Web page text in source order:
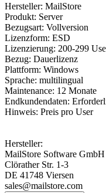
Hersteller: MailStore
Produkt: Server
Bezugsart: Vollversion
Lizenzform: ESD
Lizenzierung: 200-299
Bezug: Dauerlizenz
Plattform: Windows
Sprache: multilingual
Maintenance: 12 Monate
Endkundendaten:
Hinweis: Preis pro User
Hersteller:
MailStore Software GmbH
Clörather Str. 1-3
DE 41748 Viersen
sales@mailstore.com